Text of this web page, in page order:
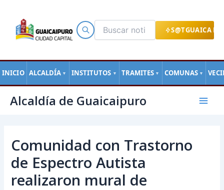
S@TGUAICA
INICIO ALCALDÍA ▼ INSTITUTOS ▼ TRAMITES ▼ COMUNAS ▼
contenido
Alcaldía de Guaicaipuro
Main
Comunidad con Trastorno
de Espectro Autista
realizaron mural de
de